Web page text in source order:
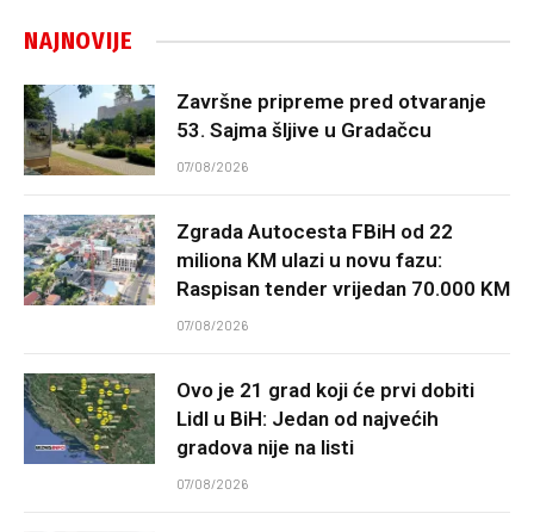
NAJNOVIJE
Završne pripreme pred otvaranje
53. Sajma šljive u Gradačcu
07/08/2026
Zgrada Autocesta FBiH od 22
miliona KM ulazi u novu fazu:
Raspisan tender vrijedan 70.000 KM
07/08/2026
Ovo je 21 grad koji će prvi dobiti
Lidl u BiH: Jedan od najvećih
gradova nije na listi
07/08/2026